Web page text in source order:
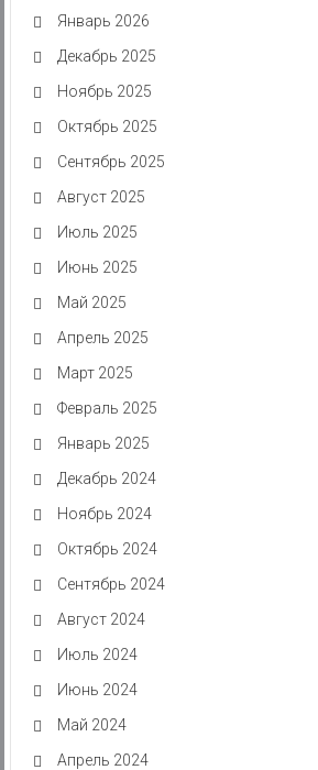
Январь 2026
Декабрь 2025
Ноябрь 2025
Октябрь 2025
Сентябрь 2025
Август 2025
Июль 2025
Июнь 2025
Май 2025
Апрель 2025
Март 2025
Февраль 2025
Январь 2025
Декабрь 2024
Ноябрь 2024
Октябрь 2024
Сентябрь 2024
Август 2024
Июль 2024
Июнь 2024
Май 2024
Апрель 2024